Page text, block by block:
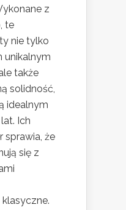
z
te
nie tylko
unikalnym
także
solidność,
idealnym
Ich
sprawia, że
się z